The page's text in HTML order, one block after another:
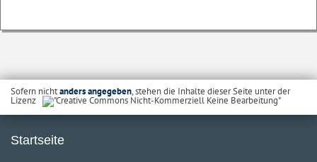
Sofern nichtanders angegeben, stehen die Inhalte dieser Seite unter der
Lizenz
Startseite